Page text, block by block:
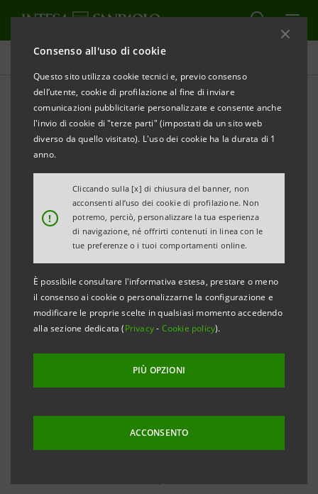
Consenso all'uso di cookie
Questo sito utilizza cookie tecnici e, previo consenso
dell’utente, cookie di profilazione al fine di inviare
comunicazioni pubblicitarie personalizzate e consente anche
l'invio di cookie di "terze parti" (impostati da un sito web
diverso da quello visitato). L'uso dei cookie ha la durata di 1
anno.
!
Cliccando sulla [x] di chiusura del banner, non
acconsenti all’uso dei cookie di profilazione. Non
potremo, perciò, personalizzare la tua esperienza
di navigazione, né offrirti contenuti in linea con le
tue preferenze o i tuoi comportamenti online.
È possibile consultare l'informativa estesa, prestare o meno
il consenso ai cookie o personalizzarne la configurazione e
modificare le proprie scelte in qualsiasi momento accedendo
alla sezione dedicata (Privacy- Cookie policy).
PIÙ OPZIONI
ACCONSENTO
Comunicati stampa
STAMPA AGGIORNA
COMUNICATO STAMPA
LA FORMAZIONE INCLUSIVA DI BAMBINI E RAGAZZI
•L’impegno di Intesa Sanpaolo per contrastare il
disagio minorile e affrontare il futuro accanto a
genitori e insegnanti
•700 alunni e 20 scuole coinvolti nel progetto di
sperimentazione
Roma, 17 maggio 2018– Anche il sistema scolastico
laziale coinvolto nella sperimentazione del percorso
formativo che Intesa Sanpaolo ha avviato nel 2017. Il
Programma per la Formazione Inclusiva, progetto
innovativo fortemente voluto dal CEO di Intesa